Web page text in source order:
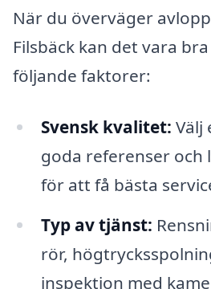
När du överväger
Filsbäck kan det vara
följande faktorer:
Svensk kvalitet: Välj
goda referenser och
för att få bästa
Typ av tjänst:
rör,
inspektion med